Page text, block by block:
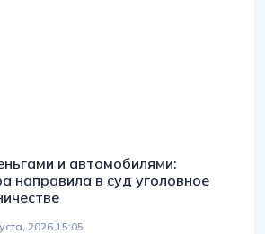
и автомобилями:
направила в суд уголовное
2026 15:05